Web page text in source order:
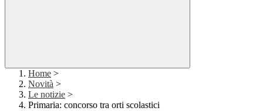
Home >
Novità >
Le notizie >
Primaria: concorso tra orti scolastici